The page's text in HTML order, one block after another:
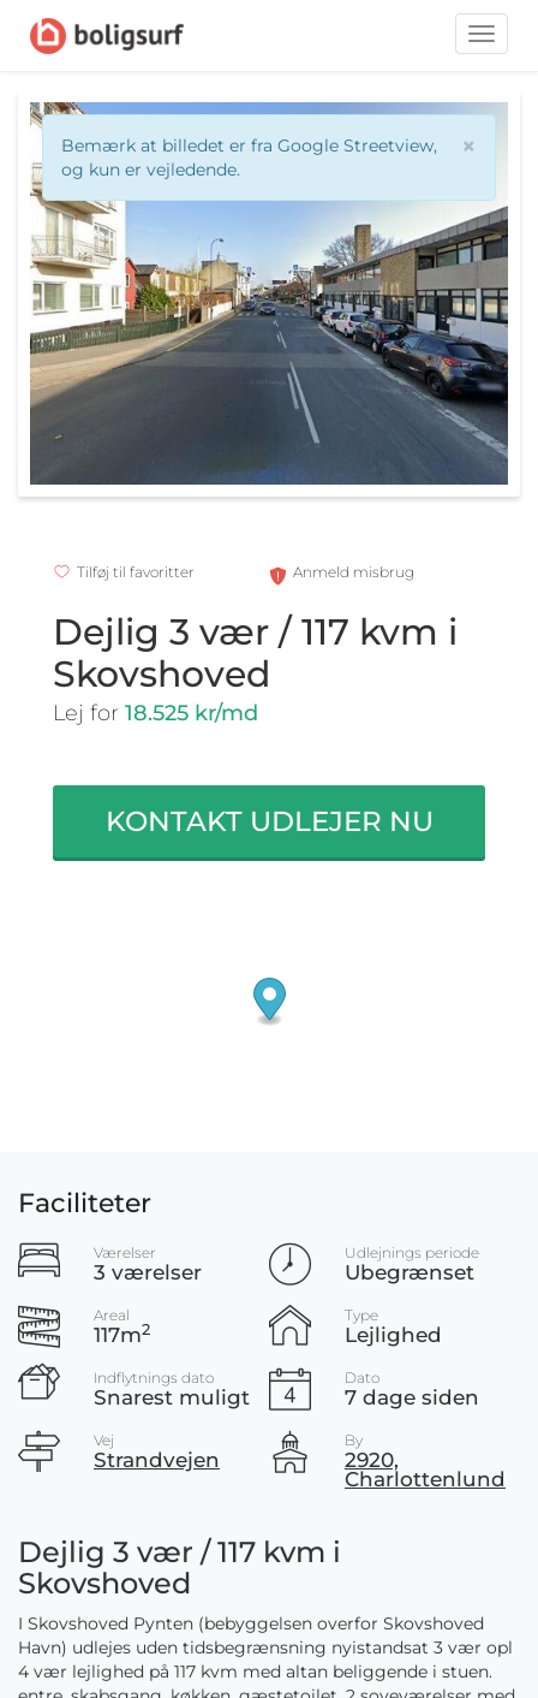
Toggle
×
Bemærk at billedet er fra Google Streetview,
og kun er vejledende.
Tilføj til favoritter Anmeld misbrug
Dejlig 3 vær / 117 kvm i
Skovshoved
Lej for 18.525 kr/md
KONTAKT UDLEJER NU
Faciliteter
Værelser
3 værelser
Udlejnings periode
Ubegrænset
Areal
117m2
Type
Lejlighed
Indflytnings dato
Snarest muligt
Dato
7 dage siden
Vej
Strandvejen
By
2920,
Charlottenlund
Dejlig 3 vær / 117 kvm i
Skovshoved
I Skovshoved Pynten (bebyggelsen overfor Skovshoved
Havn) udlejes uden tidsbegrænsning nyistandsat 3 vær opl
4 vær lejlighed på 117 kvm med altan beliggende i stuen.